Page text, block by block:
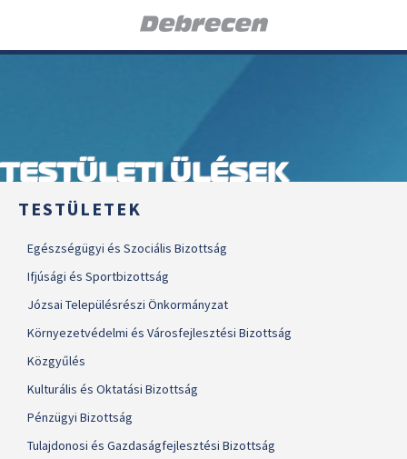
TESTÜLETI ÜLÉSEK
TESTÜLETEK
Egészségügyi és Szociális Bizottság
Ifjúsági és Sportbizottság
Józsai Településrészi Önkormányzat
Környezetvédelmi és Városfejlesztési Bizottság
Közgyűlés
Kulturális és Oktatási Bizottság
Pénzügyi Bizottság
Tulajdonosi és Gazdaságfejlesztési Bizottság